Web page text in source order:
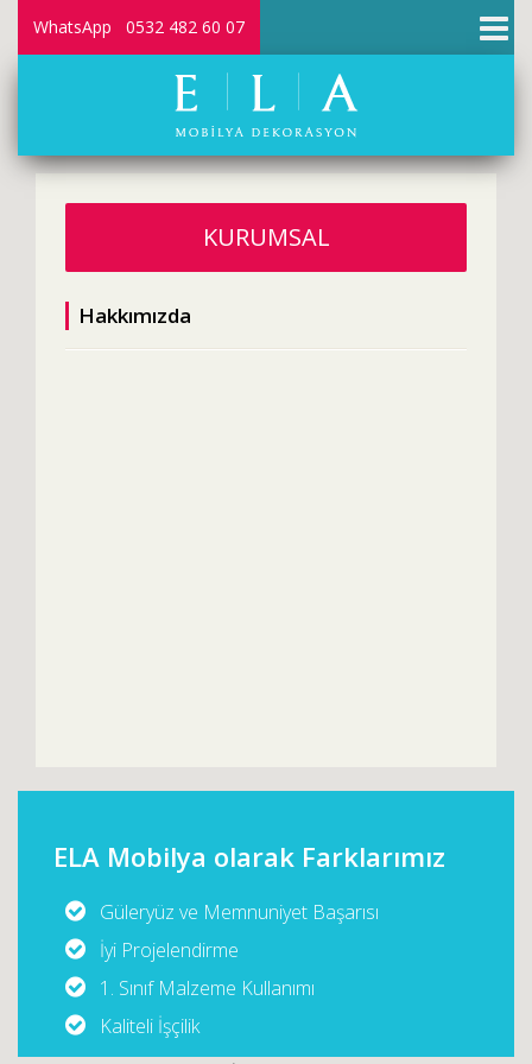
WhatsApp 0532 482 60 07 ×
KURUMSAL
Hakkımızda
ELA Mobilya olarak Farklarımız
Güleryüz ve Memnuniyet Başarısı
İyi Projelendirme
1. Sınıf Malzeme Kullanımı
Kaliteli İşçilik